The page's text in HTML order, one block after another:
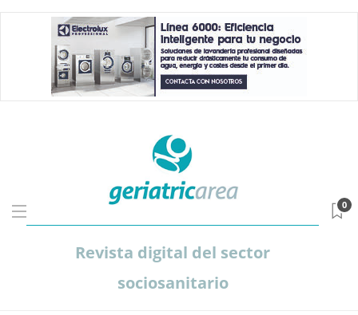
Revista digital del sector
sociosanitario
0